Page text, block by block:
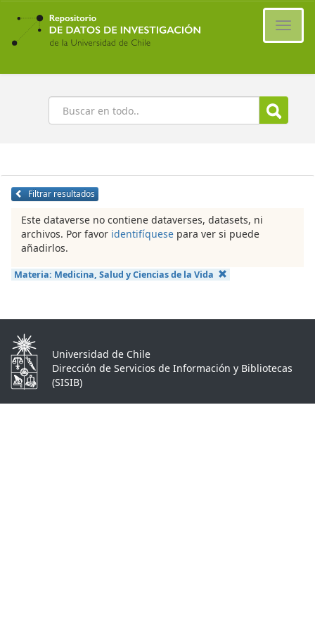
Ir
contenido
principal
Buscar
Filtrar resultados
Este dataverse no contiene dataverses, datasets, ni
archivos. Por favor identifíquese para ver si puede
añadirlos.
Materia: Medicina, Salud y Ciencias de la Vida
Universidad de Chile
Dirección de Servicios de Información y Bibliotecas
(SISIB)